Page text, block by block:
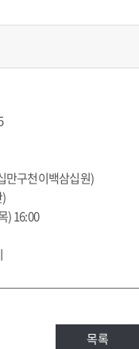
만구천이백삼십원)
) 16:00
목록